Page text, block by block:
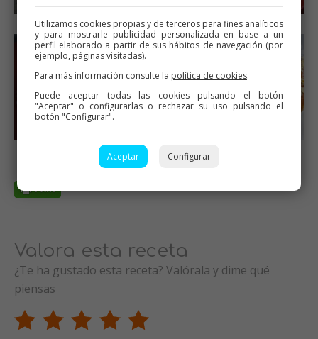
Valora esta receta
¿Te ha gustado esta receta? Valórala y dime qué
piensas
Utilizamos cookies propias y de terceros para fines analíticos
y para mostrarle publicidad personalizada en base a un
perfil elaborado a partir de sus hábitos de navegación (por
ejemplo, páginas visitadas).
Para más información consulte la política de cookies.
Puede aceptar todas las cookies pulsando el botón
"Aceptar" o configurarlas o rechazar su uso pulsando el
botón "Configurar".
Aceptar Configurar